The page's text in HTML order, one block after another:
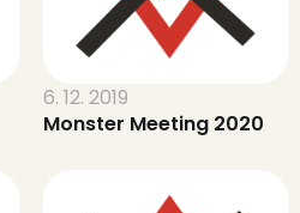
6. 12. 2019
Monster Meeting 2020